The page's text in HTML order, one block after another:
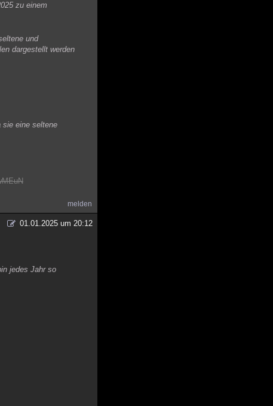
zu einem
und
dargestellt werden
sie eine seltene
melden
01.01.2025 um 20:12
jedes Jahr so